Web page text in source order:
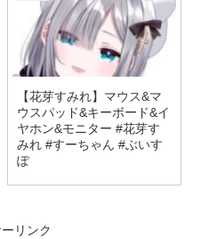
【花芽すみれ】マウス&マ
ウスパッド&キーボード&イ
ヤホン&モニター #花芽す
みれ #すーちゃん #ぶいす
ぽ
リンク